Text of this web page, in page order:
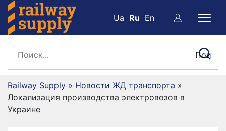
Ua Ru En
Railway Supply » Новости ЖД транспорта »
Локализация производства электровозов в
Украине